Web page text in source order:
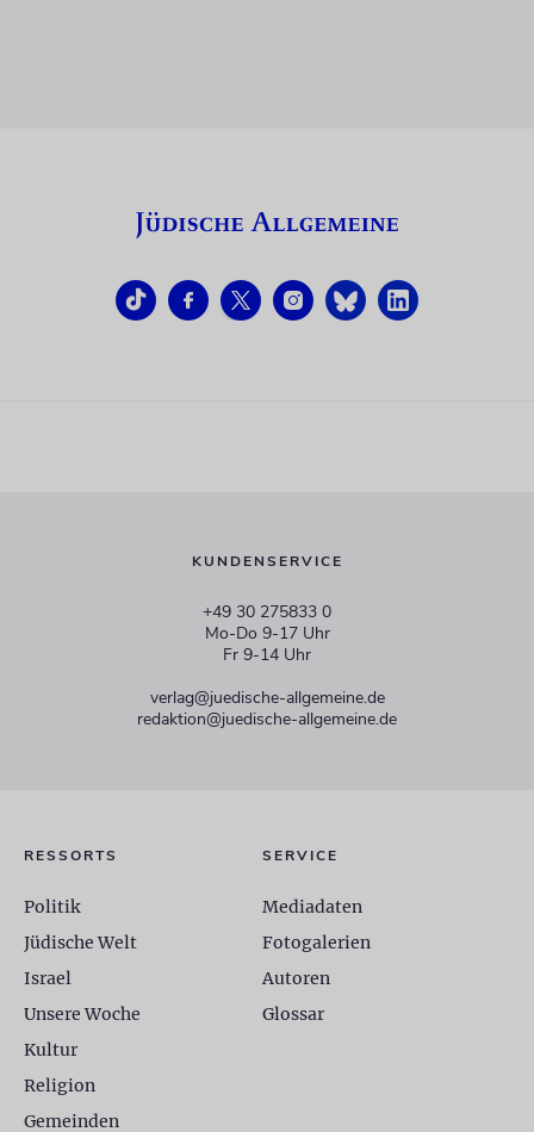
KUNDENSERVICE
+49 30 275833 0
Mo-Do 9-17 Uhr
Fr 9-14 Uhr
verlag@juedische-allgemeine.de
redaktion@juedische-allgemeine.de
RESSORTS
Politik
Jüdische Welt
Israel
Unsere Woche
Kultur
Religion
Gemeinden
SERVICE
Mediadaten
Fotogalerien
Autoren
Glossar